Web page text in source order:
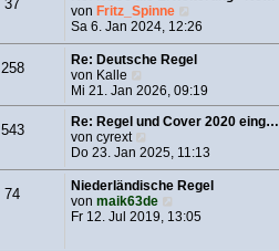
t
r
a
g
e
t
a
g
37
von Fritz_Spinne
e
u
e
t
e
r
e
t
a
Sa 6. Jan 2024, 12:26
258
Re: Deutsche Regel
von Kalle
e
u
e
s
t
e
r
B
e
Mi 21. Jan 2026, 09:19
543
Re: Regel und Cover 2020 eing…
voncyrext
e
u
e
s
t
Do 23. Jan 2025, 11:13
74
Niederländische Regel
vonmaik63de
e
Fr 12. Jul 2019, 13:05